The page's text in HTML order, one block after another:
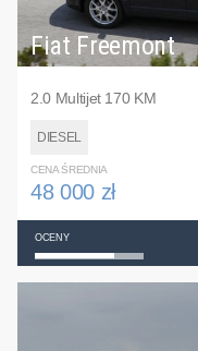
Fiat Freemont
2.0 Multijet 170 KM
DIESEL
CENA ŚREDNIA
48 000 zł
OCENY